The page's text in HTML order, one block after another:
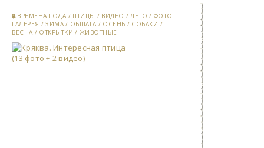
ВРЕМЕНА ГОДА / ПТИЦЫ / ВИДЕО /ЛЕТО / ФОТО
ГАЛЕРЕЯ /ЗИМА / ОБЩАГА / ОСЕНЬ / СОБАКИ /
ВЕСНА / ОТКРЫТКИ / ЖИВОТНЫЕ